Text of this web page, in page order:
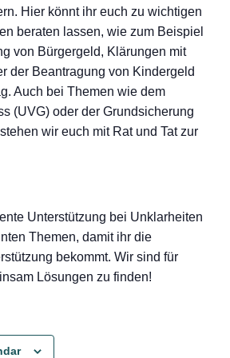
Hier könnt ihr euch zu wichtigen
beraten lassen, wie zum Beispiel
von Bürgergeld, Klärungen mit
der Beantragung von Kindergeld
Auch bei Themen wie dem
(UVG) oder der Grundsicherung
wir euch mit Rat und Tat zur
Unterstützung bei Unklarheiten
Themen, damit ihr die
bekommt. Wir sind für
Lösungen zu finden!